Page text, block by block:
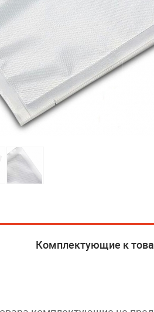
Комплектующие к